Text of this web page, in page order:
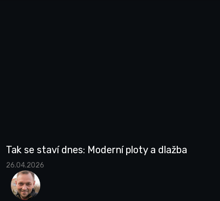
Tak se staví dnes: Moderní ploty a dlažba
26.04.2026